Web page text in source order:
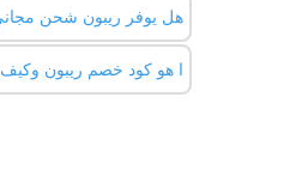
300 ريال.
هل يوفر ريبون شحن
نعم، يوفر متجر ريبون شحن مجاني للطلبات
ا هو كود خصم ريبون